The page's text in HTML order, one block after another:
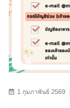
1 กุมภาพันธ์ 2569